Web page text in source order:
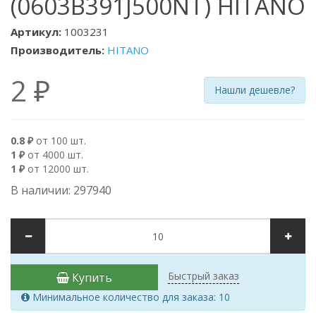
Артикул: 1003231
Производитель: HITANO
2 ₽ Нашли дешевле?
0.8 ₽ от 100 шт.
1 ₽ от 4000 шт.
1 ₽ от 12000 шт.
В наличии: 297940
Купить
Быстрый заказ
Минимальное количество для заказа: 10